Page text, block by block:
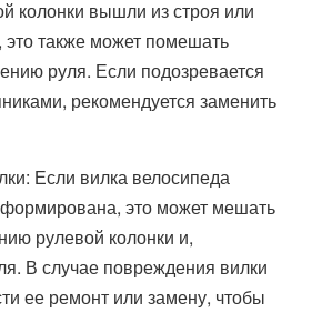
колонки вышли из строя или
также может помешать
руля. Если подозревается
рекомендуется заменить
Если вилка велосипеда
это может мешать
рулевой колонки и,
В случае повреждения вилки
ее ремонт или замену, чтобы